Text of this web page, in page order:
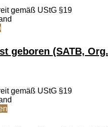
gemäß UStG §19
geboren (SATB,
€
gemäß UStG §19